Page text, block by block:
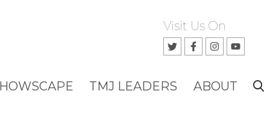
Visit Us On
TMJ LEADERS ABOUT